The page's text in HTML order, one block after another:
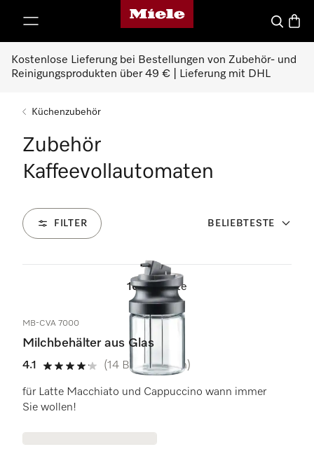
Miele-Homepage
Suche
Kostenlose Lieferung bei Bestellungen von Zubehör- und
Reinigungsprodukten über 49 € | Lieferung mit DHL
Küchenzubehör
Zubehör
Kaffeevollautomaten
FILTER BELIEBTESTE
16 Produkte
MB-CVA 7000
Milchbehälter aus Glas
4.1
4.1 von 5 Sternen
(14 Bewertungen)
für Latte Macchiato und Cappuccino wann immer
Sie wollen!